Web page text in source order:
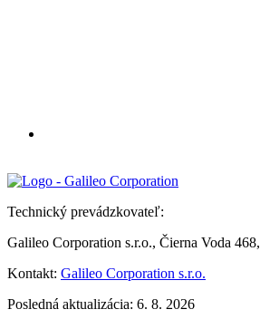
Technický prevádzkovateľ:
Galileo Corporation s.r.o., Čierna Voda
Kontakt: Galileo Corporation s.r.o.
Posledná aktualizácia: 6. 8. 2026